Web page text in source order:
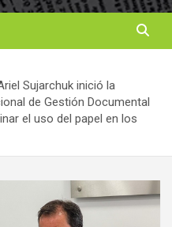
Sujarchuk inició la
de Gestión Documental
el uso del papel en los